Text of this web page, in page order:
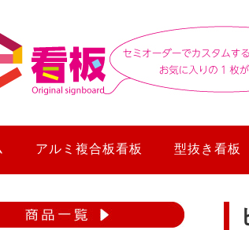
アルミ複合板看板 型抜き看板